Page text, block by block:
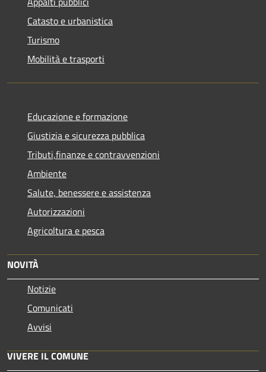
Catasto e urbanistica
Turismo
Mobilità e trasporti
Educazione e formazione
Giustizia e sicurezza pubblica
Tributi,finanze e contravvenzioni
Ambiente
Salute, benessere e assistenza
Autorizzazioni
Agricoltura e pesca
NOVITÀ
Notizie
Comunicati
Avvisi
VIVERE IL COMUNE